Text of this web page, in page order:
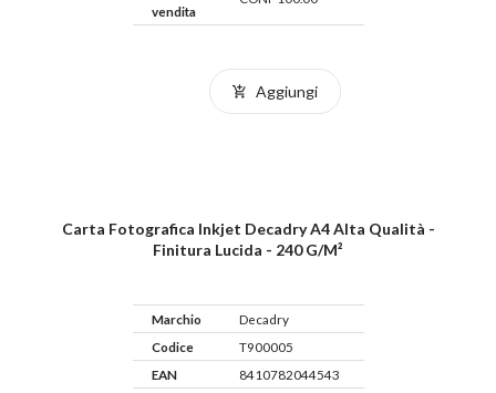
vendita
Aggiungi
Carta Fotografica Inkjet Decadry A4 Alta Qualità -
Finitura Lucida - 240 G/m²
Marchio
Decadry
Codice
T900005
EAN
8410782044543